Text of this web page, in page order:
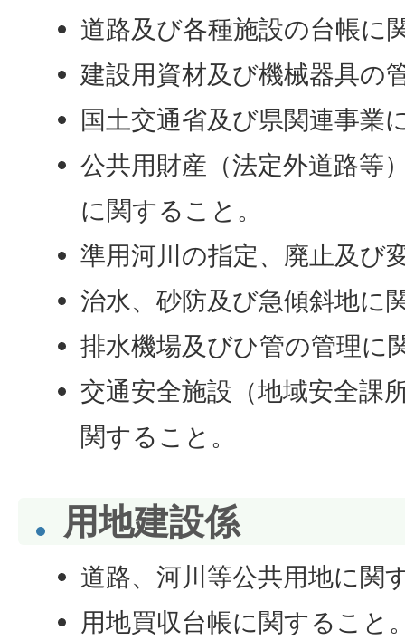
道路及び各種施設の台帳に
建設用資材及び機械器具の
国土交通省及び県関連事業
公共用財産（法定外道路等
に関すること。
準用河川の指定、廃止及び
治水、砂防及び急傾斜地に
排水機場及びひ管の管理に
交通安全施設（地域安全課
関すること。
用地建設係
道路、河川等公共用地に関
用地買収台帳に関すること